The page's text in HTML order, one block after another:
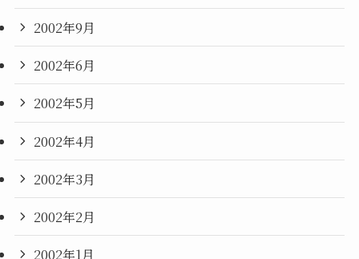
2002年9月
2002年6月
2002年5月
2002年4月
2002年3月
2002年2月
2002年1月